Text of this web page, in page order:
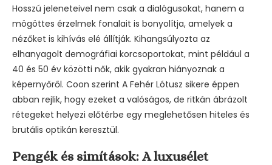
Hosszú jeleneteivel nem csak a dialógusokat, hanem a
mögöttes érzelmek fonalait is bonyolítja, amelyek a
nézőket is kihívás elé állítják. Kihangsúlyozta az
elhanyagolt demográfiai korcsoportokat, mint például a
40 és 50 év közötti nők, akik gyakran hiányoznak a
képernyőről. Coon szerint A Fehér Lótusz sikere éppen
abban rejlik, hogy ezeket a valóságos, de ritkán ábrázolt
rétegeket helyezi előtérbe egy meglehetősen hiteles és
brutális optikán keresztül.
Pengék és simítások: A luxusélet